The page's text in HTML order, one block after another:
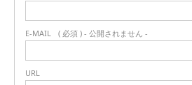
E-MAIL ( 必須 ) - 公開されません -
URL